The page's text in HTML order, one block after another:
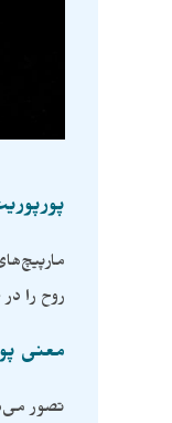
روح را
معنی
تصور